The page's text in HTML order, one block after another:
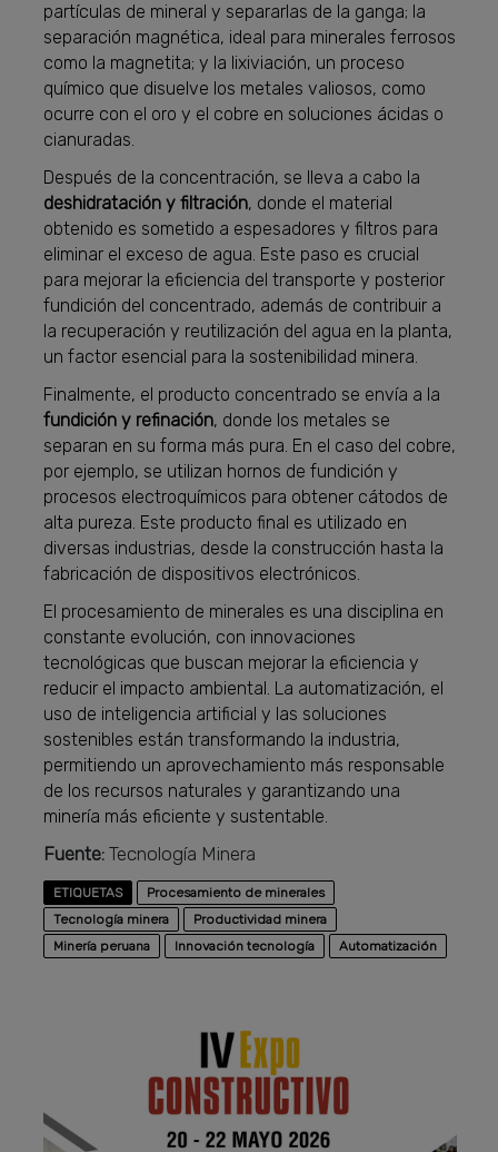
partículas de mineral y separarlas de la ganga; la
separación magnética, ideal para minerales ferrosos
como la magnetita; y la lixiviación, un proceso
químico que disuelve los metales valiosos, como
ocurre con el oro y el cobre en soluciones ácidas o
cianuradas.
Después de la concentración, se lleva a cabo la
deshidratación y filtración, donde el material
obtenido es sometido a espesadores y filtros para
eliminar el exceso de agua. Este paso es crucial
para mejorar la eficiencia del transporte y posterior
fundición del concentrado, además de contribuir a
la recuperación y reutilización del agua en la planta,
un factor esencial para la sostenibilidad minera.
Finalmente, el producto concentrado se envía a la
fundición y refinación, donde los metales se
separan en su forma más pura. En el caso del cobre,
por ejemplo, se utilizan hornos de fundición y
procesos electroquímicos para obtener cátodos de
alta pureza. Este producto final es utilizado en
diversas industrias, desde la construcción hasta la
fabricación de dispositivos electrónicos.
El procesamiento de minerales es una disciplina en
constante evolución, con innovaciones
tecnológicas que buscan mejorar la eficiencia y
reducir el impacto ambiental. La automatización, el
uso de inteligencia artificial y las soluciones
sostenibles están transformando la industria,
permitiendo un aprovechamiento más responsable
de los recursos naturales y garantizando una
minería más eficiente y sustentable.
Fuente: Tecnología Minera
ETIQUETAS
Procesamiento de minerales
Tecnología minera
Productividad minera
Minería peruana
Innovación tecnología Automatización